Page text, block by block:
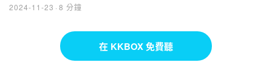
2024-11-23 · 8 分鐘
在 KKBOX 免費聽